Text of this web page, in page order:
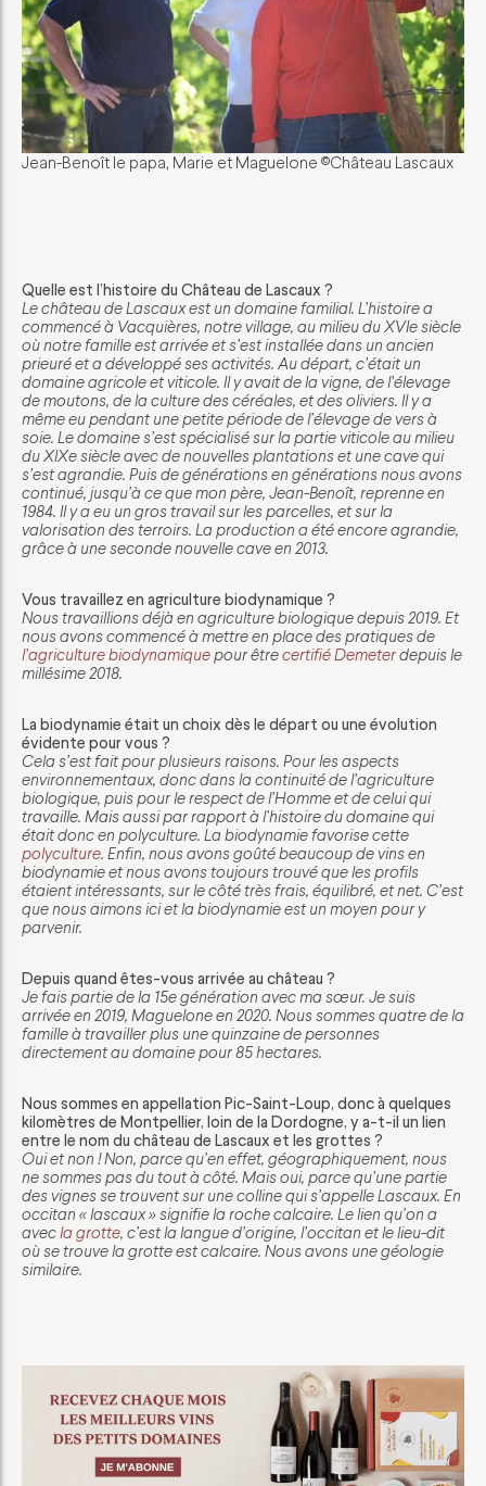
Jean-Benoît le papa, Marie et Maguelone ©Château Lascaux
Quelle est l’histoire du Château de Lascaux ?
Le château de Lascaux est un domaine familial. L’histoire a
commencé à Vacquières, notre village, au milieu du XVIe siècle
où notre famille est arrivée et s’est installée dans un ancien
prieuré et a développé ses activités. Au départ, c’était un
domaine agricole et viticole. Il y avait de la vigne, de l’élevage
de moutons, de la culture des céréales, et des oliviers. Il y a
même eu pendant une petite période de l’élevage de vers à
soie. Le domaine s’est spécialisé sur la partie viticole au milieu
du XIXe siècle avec de nouvelles plantations et une cave qui
s’est agrandie. Puis de générations en générations nous avons
continué, jusqu’à ce que mon père, Jean-Benoît, reprenne en
1984. Il y a eu un gros travail sur les parcelles, et sur la
valorisation des terroirs. La production a été encore agrandie,
grâce à une seconde nouvelle cave en 2013.
Vous travaillez en agriculture biodynamique ?
Nous travaillions déjà en agriculture biologique depuis 2019. Et
nous avons commencé à mettre en place des pratiques de
l’agriculture biodynamiquepour êtrecertifié Demeterdepuis le
millésime 2018.
La biodynamie était un choix dès le départ ou une évolution
évidente pour vous ?
Cela s’est fait pour plusieurs raisons. Pour les aspects
environnementaux, donc dans la continuité de l’agriculture
biologique, puis pour le respect de l’Homme et de celui qui
travaille. Mais aussi par rapport à l’histoire du domaine qui
était donc en polyculture. La biodynamie favorise cette
polyculture. Enfin, nous avons goûté beaucoup de vins en
biodynamie et nous avons toujours trouvé que les profils
étaient intéressants, sur le côté très frais, équilibré, et net. C’est
que nous aimons ici et la biodynamie est un moyen pour y
parvenir.
Depuis quand êtes-vous arrivée au château ?
Je fais partie de la 15e génération avec ma sœur. Je suis
arrivée en 2019, Maguelone en 2020. Nous sommes quatre de la
famille à travailler plus une quinzaine de personnes
directement au domaine pour 85 hectares.
Nous sommes en appellation Pic-Saint-Loup, donc à quelques
kilomètres de Montpellier, loin de la Dordogne, y a-t-il un lien
entre le nom du château de Lascaux et les grottes ?
Oui et non ! Non, parce qu’en effet, géographiquement, nous
ne sommes pas du tout à côté. Mais oui, parce qu’une partie
des vignes se trouvent sur une colline qui s’appelle Lascaux. En
occitan « lascaux » signifie la roche calcaire. Le lien qu’on a
avecla grotte, c’est la langue d’origine, l’occitan et le lieu-dit
où se trouve la grotte est calcaire. Nous avons une géologie
similaire.